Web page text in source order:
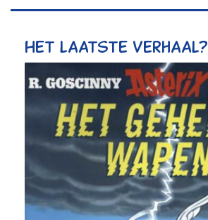
Het laatste verhaal?